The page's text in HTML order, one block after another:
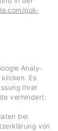
​​​poli­
Analy­
Es
Ihrer
verhin­dert:
bei
von